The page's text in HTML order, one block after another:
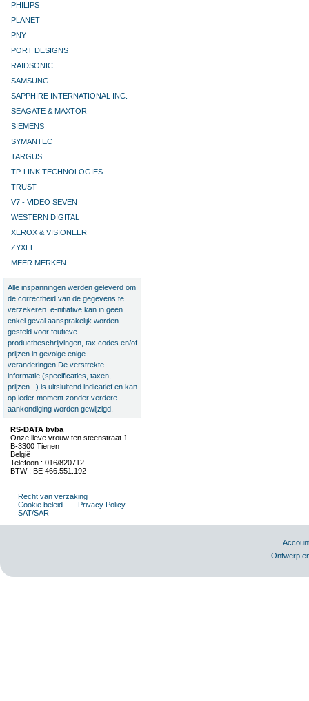
PHILIPS
PLANET
PNY
PORT DESIGNS
RAIDSONIC
SAMSUNG
SAPPHIRE INTERNATIONAL INC.
SEAGATE & MAXTOR
SIEMENS
SYMANTEC
TARGUS
TP-LINK TECHNOLOGIES
TRUST
V7 - VIDEO SEVEN
WESTERN DIGITAL
XEROX & VISIONEER
ZYXEL
MEER MERKEN
Alle inspanningen werden geleverd om
de correctheid van de gegevens te
verzekeren. e-nitiative kan in geen
enkel geval aansprakelijk worden
gesteld voor foutieve
productbeschrijvingen, tax codes en/of
prijzen in gevolge enige
veranderingen.De verstrekte
informatie (specificaties, taxen,
prijzen...) is uitsluitend indicatief en kan
op ieder moment zonder verdere
aankondiging worden gewijzigd.
RS-DATA bvba
Onze lieve vrouw ten steenstraat 1
B-3300 Tienen
België
Telefoon : 016/820712
BTW : BE 466.551.192
Recht van verzaking
Cookie beleid
Privacy Policy
SAT/SAR
Ontwerp